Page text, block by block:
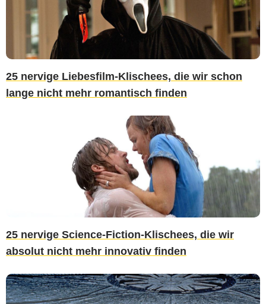
25 nervige Liebesfilm-Klischees, die wir schon
lange nicht mehr romantisch finden
25 nervige Science-Fiction-Klischees, die wir
absolut nicht mehr innovativ finden